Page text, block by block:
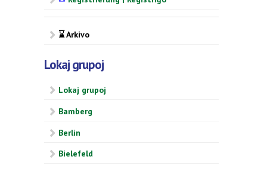
⌛ Arkivo
Lokaj grupoj
Lokaj grupoj
Bamberg
Berlin
Bielefeld